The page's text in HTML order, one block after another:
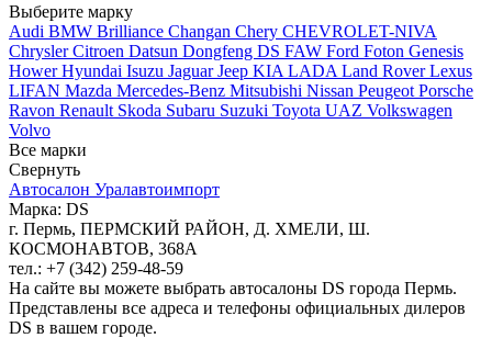
Выберите марку
Audi BMW Brilliance Changan Chery CHEVROLET-NIVA
ChryslerCitroen Datsun Dongfeng DS FAW Ford Foton Genesis
HowerHyundai Isuzu JaguarJeep KIA LADA Land RoverLexus
LIFAN Mazda Mercedes-Benz Mitsubishi Nissan Peugeot Porsche
Ravon Renault Skoda Subaru Suzuki Toyota UAZ Volkswagen
Volvo
Все марки
Свернуть
Автосалон Уралавтоимпорт
Марка: DS
г. Пермь, ПЕРМСКИЙ РАЙОН, Д. ХМЕЛИ, Ш.
КОСМОНАВТОВ, 368A
тел.: +7 (342) 259-48-59
На сайте вы можете выбрать автосалоны DS города Пермь.
Представлены все адреса и телефоны официальных дилеров
DS в вашем городе.